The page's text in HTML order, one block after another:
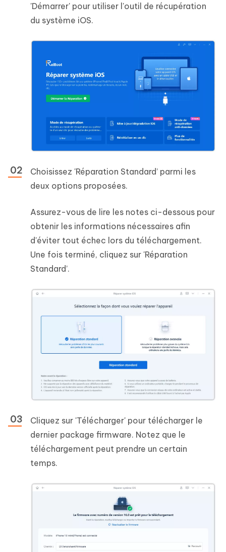
'Démarrer' pour utiliser l'outil de récupération
du système iOS.
Choisissez 'Réparation Standard’ parmi les
deux options proposées.
Assurez-vous de lire les notes ci-dessous pour
obtenir les informations nécessaires afin
d'éviter tout échec lors du téléchargement.
Une fois terminé, cliquez sur 'Réparation
Standard’.
Cliquez sur 'Télécharger' pour télécharger le
dernier package firmware. Notez que le
téléchargement peut prendre un certain
temps.